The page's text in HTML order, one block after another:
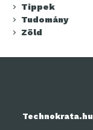
Tippek
Tudomány
Zöld
Technokrata.hu